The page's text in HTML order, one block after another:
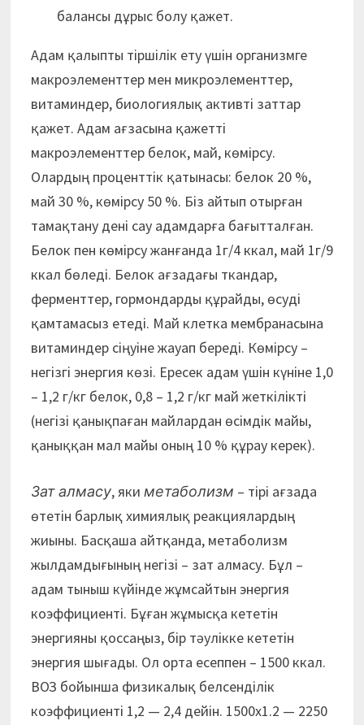
балансы дұрыс болу қажет.
Адам қалыпты тіршілік ету үшін организмге
макроэлементтер мен микроэлементтер,
витаминдер, биологиялық активті заттар
қажет. Адам ағзасына қажетті
макроэлементтер белок, май, көмірсу.
Олардың проценттік қатынасы: белок 20 %,
май 30 %, көмірсу 50 %. Біз айтып отырған
тамақтану дені сау адамдарға бағытталған.
Белок пен көмірсу жанғанда 1г/4 ккал, май 1г/9
ккал бөледі. Белок ағзадағы ткандар,
ферменттер, гормондарды құрайды, өсуді
қамтамасыз етеді. Май клетка мембранасына
витаминдер сіңуіне жауап береді. Көмірсу –
негізгі энергия көзі. Ересек адам үшін күніне 1,0
– 1,2 г/кг белок, 0,8 – 1,2 г/кг май жеткілікті
(негізі қанықпаған майлардан өсімдік майы,
қаныққан мал майы оның 10 % құрау керек).
Зат алмасу, яки метаболизм – тірі ағзада
өтетін барлық химиялық реакциялардың
жиыны. Басқаша айтқанда, метаболизм
жылдамдығының негізі – зат алмасу. Бұл –
адам тыныш күйінде жұмсайтын энергия
коэффициенті. Бұған жұмысқа кететін
энергияны қоссаңыз, бір тәулікке кететін
энергия шығады. Ол орта есеппен – 1500 ккал.
ВОЗ бойынша физикалық белсенділік
коэффициенті 1,2 — 2,4 дейін. 1500х1.2 — 2250